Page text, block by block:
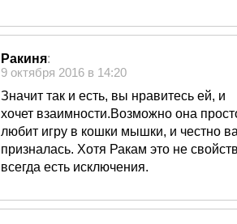
Ракиня:
9 октября 2016 в 14:20
Значит так и есть, вы нравитесь ей, и
хочет взаимности.Возможно она
любит игру в кошки мышки, и честно
призналась. Хотя Ракам это не
всегда есть исключения.